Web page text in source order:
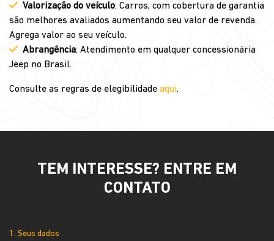
Valorização do veículo: Carros, com cobertura de garantia
são melhores avaliados aumentando seu valor de revenda.
Agrega valor ao seu veículo.
Abrangência: Atendimento em qualquer concessionária
Jeep no Brasil.
Consulte as regras de elegibilidade aqui.
TEM INTERESSE? ENTRE EM
CONTATO
1. Seus dados